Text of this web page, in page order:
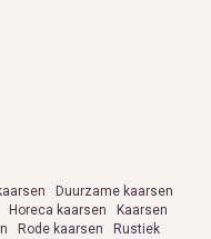
Duurzame kaarsen
Horeca kaarsen
Kaarsen
Rode kaarsen
Rustiek